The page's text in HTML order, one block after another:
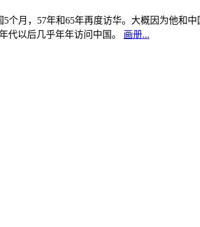
5个月，57年和65年再度访华。大概因为他
代以后几乎年年访问中国。 画册...